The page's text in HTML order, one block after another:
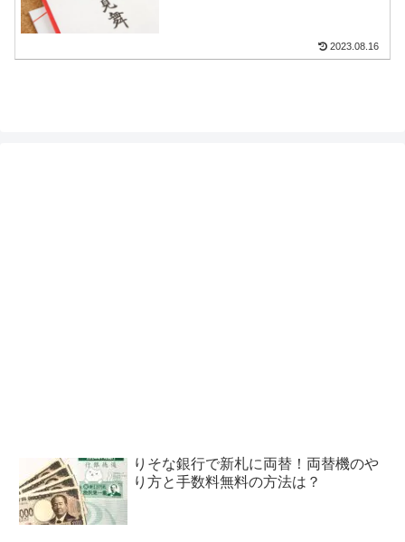
2023.08.16
りそな銀行で新札に両替！両替機のや
り方と手数料無料の方法は？